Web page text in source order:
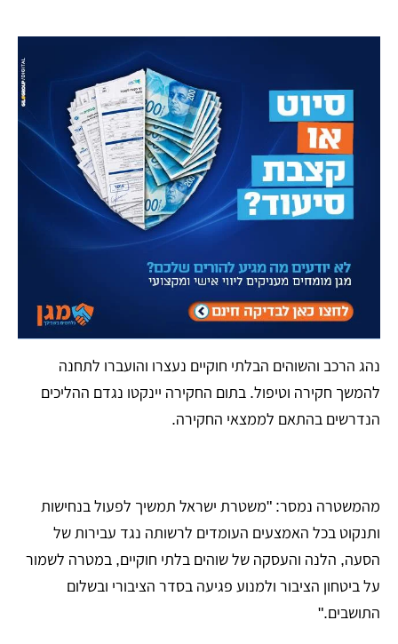
נהג הרכב והשוהים הבלתי חוקיים נעצרו והועברו לתחנה
להמשך חקירה וטיפול. בתום החקירה יינקטו נגדם ההליכים
הנדרשים בהתאם לממצאי החקירה.
מהמשטרה נמסר: "משטרת ישראל תמשיך לפעול בנחישות
ותנקוט בכל האמצעים העומדים לרשותה נגד עבירות של
הסעה, הלנה והעסקה של שוהים בלתי חוקיים, במטרה לשמור
על ביטחון הציבור ולמנוע פגיעה בסדר הציבורי ובשלום
התושבים."